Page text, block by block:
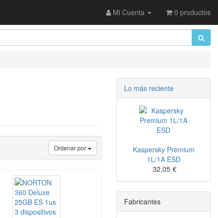
Mi Cuenta 0 productos
Ordenar por
Lo más reciente
Kaspersky Premium
1L/1A ESD
32,05 €
Fabricantes